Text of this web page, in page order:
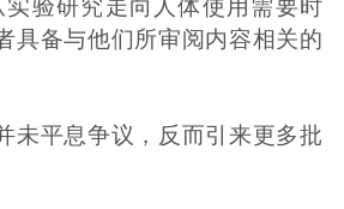
实验研究走向人体使用需要时
具备与他们所审阅内容相关的
未平息争议，反而引来更多批